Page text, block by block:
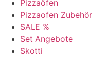
Pizzaöfen
Pizzaofen Zubehör
SALE %
Set Angebote
Skotti